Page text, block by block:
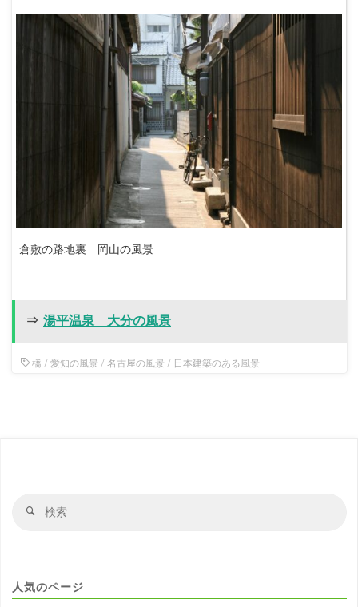
倉敷の路地裏 岡山の風景
⇒ 湯平温泉 大分の風景
橋 / 愛知の風景 / 名古屋の風景 / 日本建築のある風景
検
人気のページ